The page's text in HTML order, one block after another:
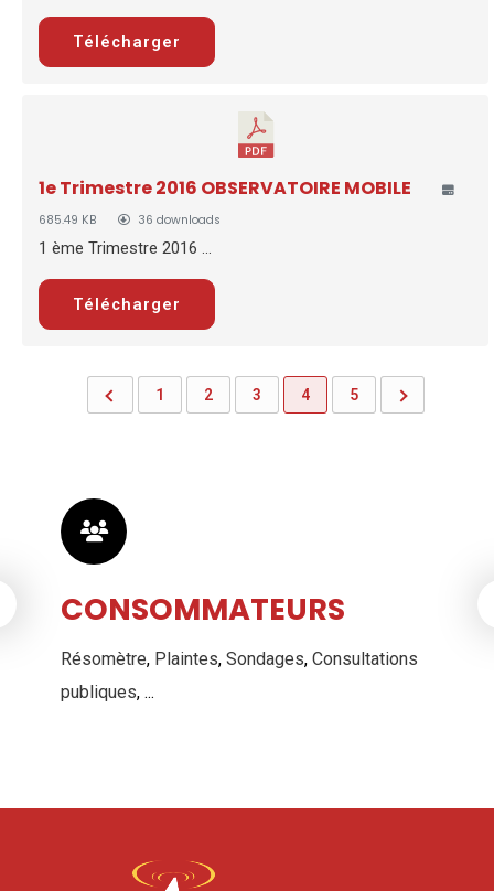
Télécharger
1e Trimestre 2016 OBSERVATOIRE MOBILE
685.49 KB 36 downloads
1 ème Trimestre 2016 ...
Télécharger
1 2 3 4 5
CONSOMMATEURS
Résomètre, Plaintes, Sondages, Consultations
publiques, ...